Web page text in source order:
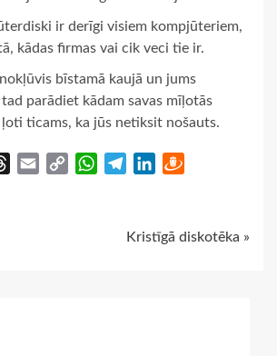
ir derīgi visiem kompjūteriem,
kādas firmas vai cik veci tie ir.
bīstamā kaujā un jums
parādiet kādam savas mīļotās
ticams, ka jūs netiksit nošauts.
Threads
Email
Copy
WhatsApp
TelegramLinkedIn
Kristīgā diskotēka »